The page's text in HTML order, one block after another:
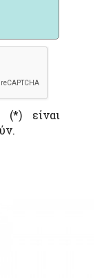
είναι